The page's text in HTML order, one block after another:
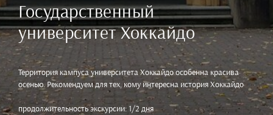
Государственный
университет Хоккайдо
Территория кампуса университета Хоккайдо особенна красива
осенью. Рекомендуем для тех, кому интересна история Хоккайдо
продолжительность экскурсии: 1/2 дня